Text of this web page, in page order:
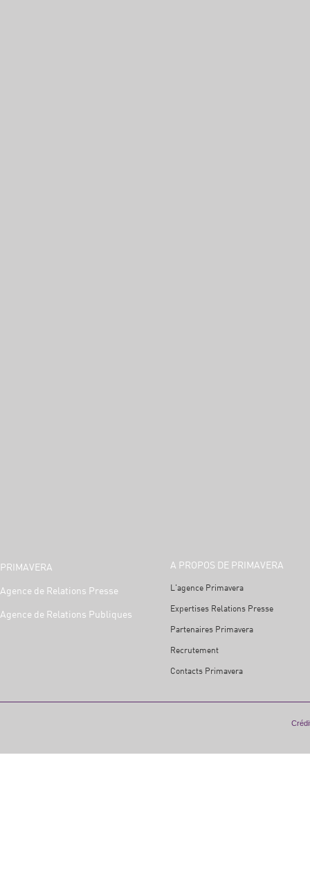
PRIMAVERA
Agence de Relations Presse
Agence de Relations Publiques
A PROPOS DE PRIMAVERA
L'agence Primavera
Expertises Relations Presse
Partenaires Primavera
Recrutement
Contacts Primavera